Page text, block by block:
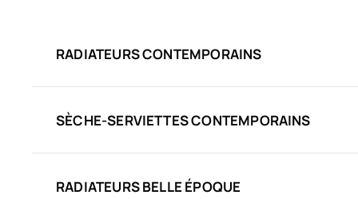
RADIATEURS CONTEMPORAINS
SÈCHE-SERVIETTES CONTEMPORAINS
RADIATEURS BELLE ÉPOQUE